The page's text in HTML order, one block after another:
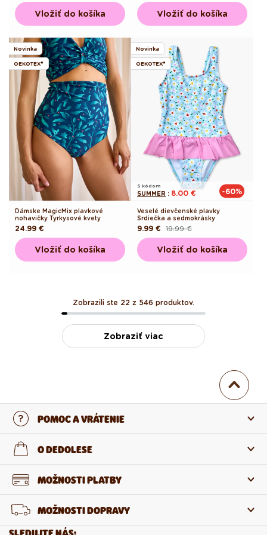
Vložiť do košíka Vložiť do košíka
Novinka
OEKOTEX®
Dámske MagicMix plavkové
nohavičky Tyrkysové kvety
Pôvodná
cena
24.99 €
Vložiť do košíka
Novinka
OEKOTEX®
S kódom
SUMMER : 8.00 € -60%
Veselé dievčenské plavky
Srdiečka a sedmokrásky
Pôvodná
cena
19.99 €
Akciová
cena
9.99 €
Vložiť do košíka
Zobrazili ste 22 z 546 produktov.
Zobraziť viac
POMOC A VRÁTENIE
Kontaktujte nás
Vrátenie a reklamácia
Odstúpenie od zmluvy
O DEDOLESE
O nás
Veľkoobchod
MOŽNOSTI PLATBY
MOŽNOSTI DOPRAVY